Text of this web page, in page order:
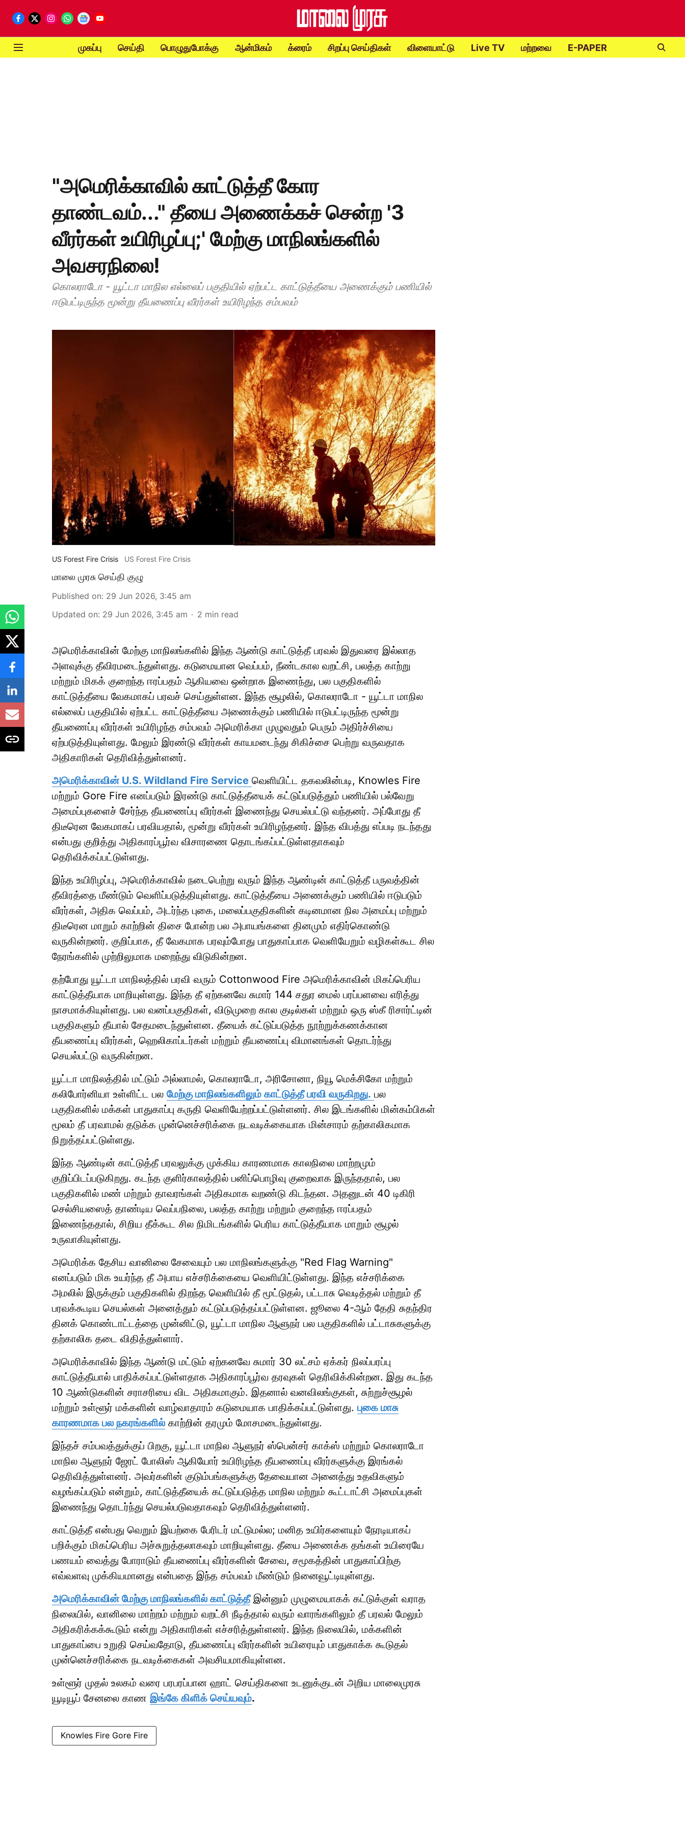
முகப்பு செய்தி பொழுதுபோக்கு ஆன்மிகம் க்ரைம் சிறப்பு செய்திகள் விளையாட்டு Live TV மற்றவை E-PAPER
"அமெரிக்காவில் காட்டுத்தீ கோர
தாண்டவம்..." தீயை அணைக்கச் சென்ற '3
வீரர்கள் உயிரிழப்பு;' மேற்கு மாநிலங்களில்
அவசரநிலை!
கொலராடோ - யூட்டா மாநில எல்லைப் பகுதியில் ஏற்பட்ட காட்டுத்தீயை அணைக்கும் பணியில்
ஈடுபட்டிருந்த மூன்று தீயணைப்பு வீரர்கள் உயிரிழந்த சம்பவம்
US Forest Fire Crisis US Forest Fire Crisis
மாலை முரசு செய்தி குழு
Published on: 29 Jun 2026, 3:45 am
Updated on: 29 Jun 2026, 3:45 am 2 min read
அமெரிக்காவின் மேற்கு மாநிலங்களில் இந்த ஆண்டு காட்டுத்தீ பரவல் இதுவரை இல்லாத
அளவுக்கு தீவிரமடைந்துள்ளது. கடுமையான வெப்பம், நீண்டகால வறட்சி, பலத்த காற்று
மற்றும் மிகக் குறைந்த ஈரப்பதம் ஆகியவை ஒன்றாக இணைந்து, பல பகுதிகளில்
காட்டுத்தீயை வேகமாகப் பரவச் செய்துள்ளன. இந்த சூழலில், கொலராடோ - யூட்டா மாநில
எல்லைப் பகுதியில் ஏற்பட்ட காட்டுத்தீயை அணைக்கும் பணியில் ஈடுபட்டிருந்த மூன்று
தீயணைப்பு வீரர்கள் உயிரிழந்த சம்பவம் அமெரிக்கா முழுவதும் பெரும் அதிர்ச்சியை
ஏற்படுத்தியுள்ளது. மேலும் இரண்டு வீரர்கள் காயமடைந்து சிகிச்சை பெற்று வருவதாக
அதிகாரிகள் தெரிவித்துள்ளனர்.
அமெரிக்காவின் U.S. Wildland Fire Service வெளியிட்ட தகவலின்படி, Knowles Fire
மற்றும் Gore Fire எனப்படும் இரண்டு காட்டுத்தீயைக் கட்டுப்படுத்தும் பணியில் பல்வேறு
அமைப்புகளைச் சேர்ந்த தீயணைப்பு வீரர்கள் இணைந்து செயல்பட்டு வந்தனர். அப்போது தீ
திடீரென வேகமாகப் பரவியதால், மூன்று வீரர்கள் உயிரிழந்தனர். இந்த விபத்து எப்படி நடந்தது
என்பது குறித்து அதிகாரப்பூர்வ விசாரணை தொடங்கப்பட்டுள்ளதாகவும்
தெரிவிக்கப்பட்டுள்ளது.
இந்த உயிரிழப்பு, அமெரிக்காவில் நடைபெற்று வரும் இந்த ஆண்டின் காட்டுத்தீ பருவத்தின்
தீவிரத்தை மீண்டும் வெளிப்படுத்தியுள்ளது. காட்டுத்தீயை அணைக்கும் பணியில் ஈடுபடும்
வீரர்கள், அதிக வெப்பம், அடர்ந்த புகை, மலைப்பகுதிகளின் கடினமான நில அமைப்பு மற்றும்
திடீரென மாறும் காற்றின் திசை போன்ற பல அபாயங்களை தினமும் எதிர்கொண்டு
வருகின்றனர். குறிப்பாக, தீ வேகமாக பரவும்போது பாதுகாப்பாக வெளியேறும் வழிகள்கூட சில
நேரங்களில் முற்றிலுமாக மறைந்து விடுகின்றன.
தற்போது யூட்டா மாநிலத்தில் பரவி வரும் Cottonwood Fire அமெரிக்காவின் மிகப்பெரிய
காட்டுத்தீயாக மாறியுள்ளது. இந்த தீ ஏற்கனவே சுமார் 144 சதுர மைல் பரப்பளவை எரித்து
நாசமாக்கியுள்ளது. பல வனப்பகுதிகள், விடுமுறை கால குடில்கள் மற்றும் ஒரு ஸ்கீ ரிசார்ட்டின்
பகுதிகளும் தீயால் சேதமடைந்துள்ளன. தீயைக் கட்டுப்படுத்த நூற்றுக்கணக்கான
தீயணைப்பு வீரர்கள், ஹெலிகாப்டர்கள் மற்றும் தீயணைப்பு விமானங்கள் தொடர்ந்து
செயல்பட்டு வருகின்றன.
யூட்டா மாநிலத்தில் மட்டும் அல்லாமல், கொலராடோ, அரிசோனா, நியூ மெக்சிகோ மற்றும்
கலிபோர்னியா உள்ளிட்ட பல மேற்கு மாநிலங்களிலும் காட்டுத்தீ பரவி வருகிறது. பல
பகுதிகளில் மக்கள் பாதுகாப்பு கருதி வெளியேற்றப்பட்டுள்ளனர். சில இடங்களில் மின்கம்பிகள்
மூலம் தீ பரவாமல் தடுக்க முன்னெச்சரிக்கை நடவடிக்கையாக மின்சாரம் தற்காலிகமாக
நிறுத்தப்பட்டுள்ளது.
இந்த ஆண்டின் காட்டுத்தீ பரவலுக்கு முக்கிய காரணமாக காலநிலை மாற்றமும்
குறிப்பிடப்படுகிறது. கடந்த குளிர்காலத்தில் பனிப்பொழிவு குறைவாக இருந்ததால், பல
பகுதிகளில் மண் மற்றும் தாவரங்கள் அதிகமாக வறண்டு கிடந்தன. அதனுடன் 40 டிகிரி
செல்சியஸைத் தாண்டிய வெப்பநிலை, பலத்த காற்று மற்றும் குறைந்த ஈரப்பதம்
இணைந்ததால், சிறிய தீக்கூட சில நிமிடங்களில் பெரிய காட்டுத்தீயாக மாறும் சூழல்
உருவாகியுள்ளது.
அமெரிக்க தேசிய வானிலை சேவையும் பல மாநிலங்களுக்கு "Red Flag Warning"
எனப்படும் மிக உயர்ந்த தீ அபாய எச்சரிக்கையை வெளியிட்டுள்ளது. இந்த எச்சரிக்கை
அமலில் இருக்கும் பகுதிகளில் திறந்த வெளியில் தீ மூட்டுதல், பட்டாசு வெடித்தல் மற்றும் தீ
பரவக்கூடிய செயல்கள் அனைத்தும் கட்டுப்படுத்தப்பட்டுள்ளன. ஜூலை 4-ஆம் தேதி சுதந்திர
தினக் கொண்டாட்டத்தை முன்னிட்டு, யூட்டா மாநில ஆளுநர் பல பகுதிகளில் பட்டாசுகளுக்கு
தற்காலிக தடை விதித்துள்ளார்.
அமெரிக்காவில் இந்த ஆண்டு மட்டும் ஏற்கனவே சுமார் 30 லட்சம் ஏக்கர் நிலப்பரப்பு
காட்டுத்தீயால் பாதிக்கப்பட்டுள்ளதாக அதிகாரப்பூர்வ தரவுகள் தெரிவிக்கின்றன. இது கடந்த
10 ஆண்டுகளின் சராசரியை விட அதிகமாகும். இதனால் வனவிலங்குகள், சுற்றுச்சூழல்
மற்றும் உள்ளூர் மக்களின் வாழ்வாதாரம் கடுமையாக பாதிக்கப்பட்டுள்ளது. புகை மாசு
காரணமாக பல நகரங்களில் காற்றின் தரமும் மோசமடைந்துள்ளது.
இந்தச் சம்பவத்துக்குப் பிறகு, யூட்டா மாநில ஆளுநர் ஸ்பென்சர் காக்ஸ் மற்றும் கொலராடோ
மாநில ஆளுநர் ஜேரட் போலிஸ் ஆகியோர் உயிரிழந்த தீயணைப்பு வீரர்களுக்கு இரங்கல்
தெரிவித்துள்ளனர். அவர்களின் குடும்பங்களுக்கு தேவையான அனைத்து உதவிகளும்
வழங்கப்படும் என்றும், காட்டுத்தீயைக் கட்டுப்படுத்த மாநில மற்றும் கூட்டாட்சி அமைப்புகள்
இணைந்து தொடர்ந்து செயல்படுவதாகவும் தெரிவித்துள்ளனர்.
காட்டுத்தீ என்பது வெறும் இயற்கை பேரிடர் மட்டுமல்ல; மனித உயிர்களையும் நேரடியாகப்
பறிக்கும் மிகப்பெரிய அச்சுறுத்தலாகவும் மாறியுள்ளது. தீயை அணைக்க தங்கள் உயிரையே
பணயம் வைத்து போராடும் தீயணைப்பு வீரர்களின் சேவை, சமூகத்தின் பாதுகாப்பிற்கு
எவ்வளவு முக்கியமானது என்பதை இந்த சம்பவம் மீண்டும் நினைவூட்டியுள்ளது.
அமெரிக்காவின் மேற்கு மாநிலங்களில் காட்டுத்தீஇன்னும் முழுமையாகக் கட்டுக்குள் வராத
நிலையில், வானிலை மாற்றம் மற்றும் வறட்சி நீடித்தால் வரும் வாரங்களிலும் தீ பரவல் மேலும்
அதிகரிக்கக்கூடும் என்று அதிகாரிகள் எச்சரித்துள்ளனர். இந்த நிலையில், மக்களின்
பாதுகாப்பை உறுதி செய்வதோடு, தீயணைப்பு வீரர்களின் உயிரையும் பாதுகாக்க கூடுதல்
முன்னெச்சரிக்கை நடவடிக்கைகள் அவசியமாகியுள்ளன.
உள்ளூர் முதல் உலகம் வரை பரபரப்பான ஹாட் செய்திகளை உடனுக்குடன் அறிய மாலைமுரசு
யூடியூப் சேனலை காண இங்கே கிளிக் செய்யவும்.
Knowles Fire Gore Fire